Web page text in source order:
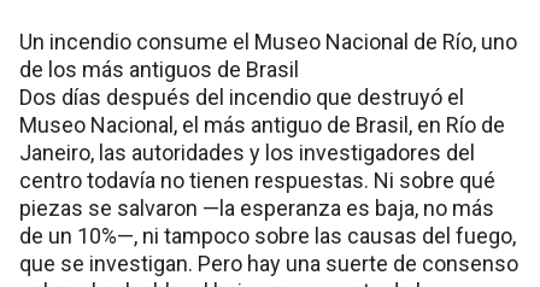
Un incendio consume el Museo Nacional de Río, uno
de los más antiguos de Brasil
Dos días después del incendio que destruyó el
Museo Nacional, el más antiguo de Brasil, en Río de
Janeiro, las autoridades y los investigadores del
centro todavía no tienen respuestas. Ni sobre qué
piezas se salvaron —la esperanza es baja, no más
de un 10%—, ni tampoco sobre las causas del fuego,
que se investigan. Pero hay una suerte de consenso